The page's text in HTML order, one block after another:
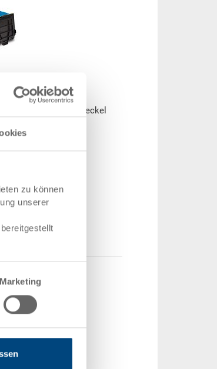
zu können
unserer
Marketing
mit 2-teiligem Deckel
x 400 x 205 mm
22.50